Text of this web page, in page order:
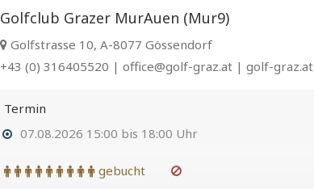
Golfclub Grazer MurAuen (Mur9)
Golfstrasse 10, A-8077 Gössendorf
+43 (0) 316405520 | office@golf-graz.at | golf-graz.at
Termin
07.08.2026 15:00 bis 18:00 Uhr
gebucht